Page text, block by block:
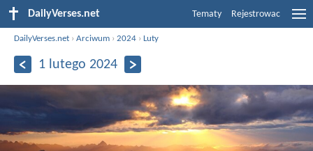
DailyVerses.net Tematy Rejestrowac
DailyVerses.net ›Arciwum ›2024 ›Luty
1 lutego 2024